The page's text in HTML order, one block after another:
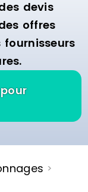
produits de
efficace.
délimiter
espace de
nous vous
pour en
conseillons
devis
offres
fournisseurs
>